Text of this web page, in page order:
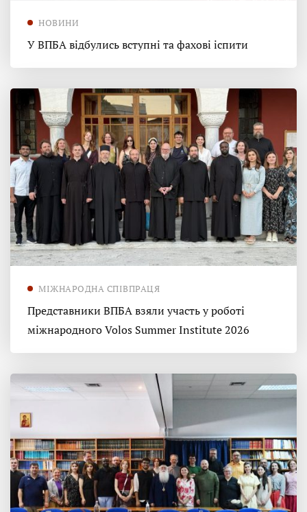
НОВИНИ
У ВПБА відбулись вступні та фахові іспити
МІЖНАРОДНА СПІВПРАЦЯ
Представники ВПБА взяли участь у роботі
міжнародного Volos Summer Institute 2026